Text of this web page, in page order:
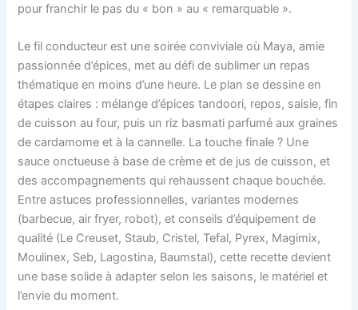
pour franchir le pas du « bon » au « remarquable ».
Le fil conducteur est une soirée conviviale où Maya, amie
passionnée d’épices, met au défi de sublimer un repas
thématique en moins d’une heure. Le plan se dessine en
étapes claires : mélange d’épices tandoori, repos, saisie, fin
de cuisson au four, puis un riz basmati parfumé aux graines
de cardamome et à la cannelle. La touche finale ? Une
sauce onctueuse à base de crème et de jus de cuisson, et
des accompagnements qui rehaussent chaque bouchée.
Entre astuces professionnelles, variantes modernes
(barbecue, air fryer, robot), et conseils d’équipement de
qualité (Le Creuset, Staub, Cristel, Tefal, Pyrex, Magimix,
Moulinex, Seb, Lagostina, Baumstal), cette recette devient
une base solide à adapter selon les saisons, le matériel et
l’envie du moment.